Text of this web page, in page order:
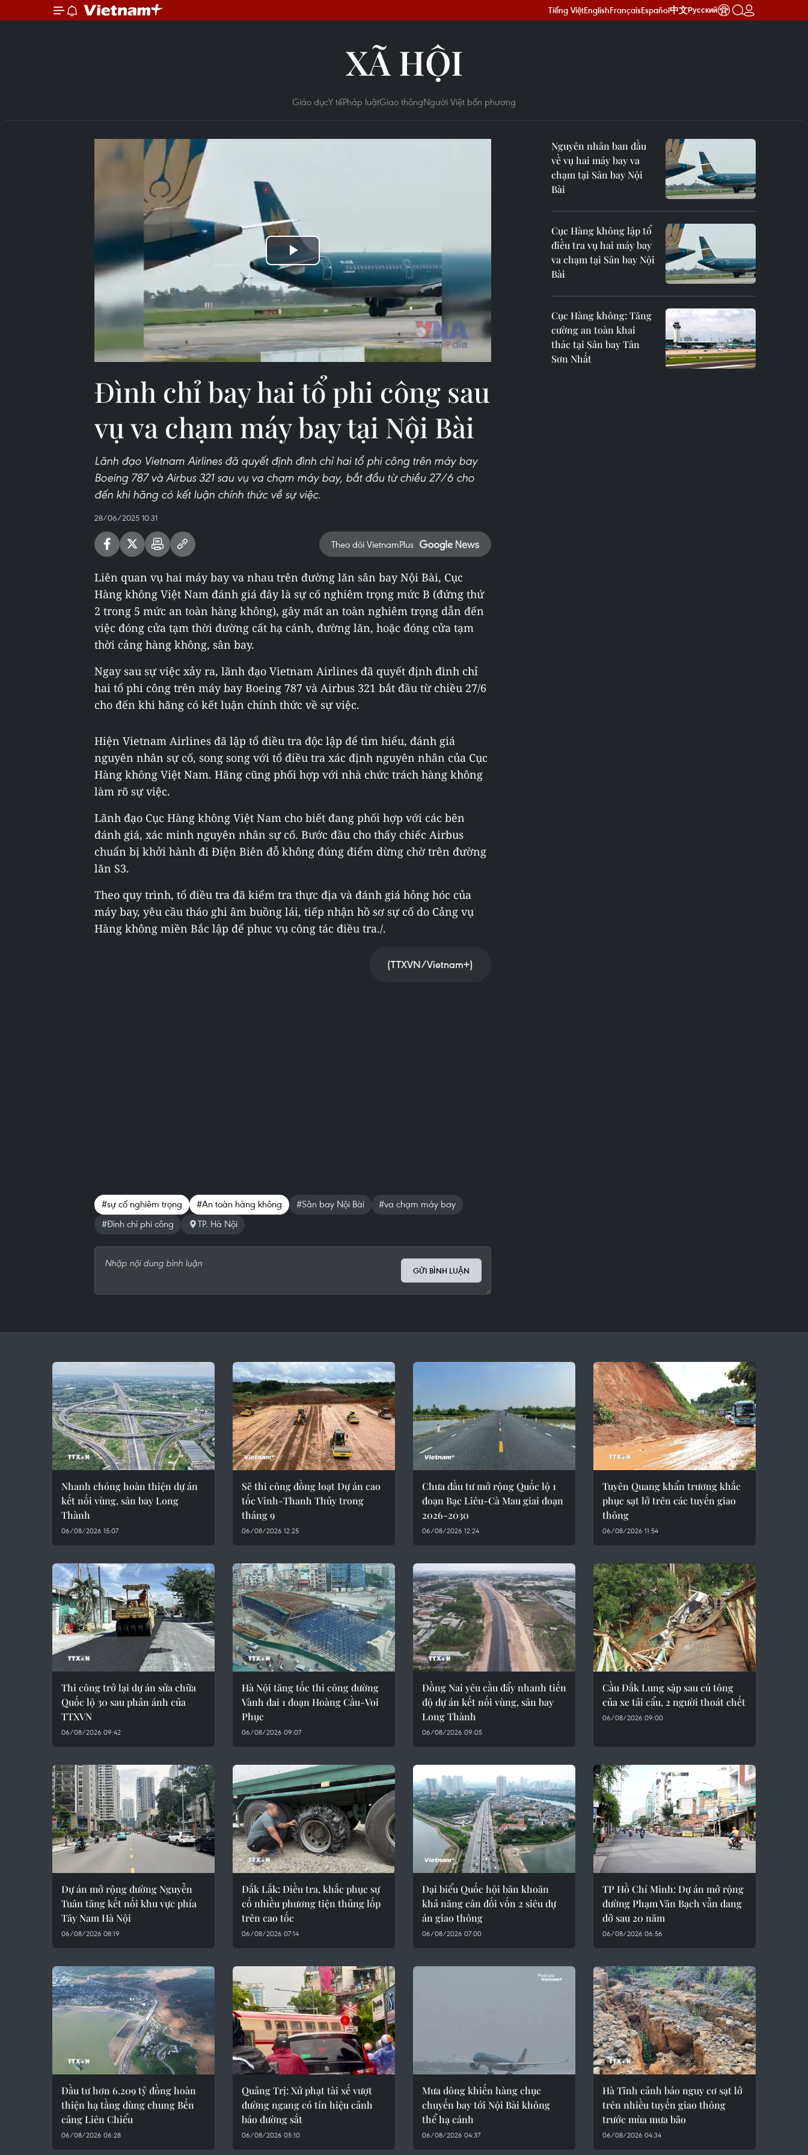
Tiếng ViệtEnglishFrançaisEspañol中文Русский
XÃ HỘI
Giáo dụcY tếPháp luậtGiao thôngNgười Việt bốn phương
Play
Video
Đình chỉ bay hai tổ phi công sau
vụ va chạm máy bay tại Nội Bài
Lãnh đạo Vietnam Airlines đã quyết định đình chỉ hai tổ phi công trên máy bay
Boeing 787 và Airbus 321 sau vụ va chạm máy bay, bắt đầu từ chiều 27/6 cho
đến khi hãng có kết luận chính thức về sự việc.
28/06/2025 10:31
Theo dõi VietnamPlus
Liên quan vụ hai máy bay va nhau trên đường lăn sân bay Nội Bài, Cục
Hàng không Việt Nam đánh giá đây là sự cố nghiêm trọng mức B (đứng thứ
2 trong 5 mức an toàn hàng không), gây mất an toàn nghiêm trọng dẫn đến
việc đóng cửa tạm thời đường cất hạ cánh, đường lăn, hoặc đóng cửa tạm
thời cảng hàng không, sân bay.
Ngay sau sự việc xảy ra, lãnh đạo Vietnam Airlines đã quyết định đình chỉ
hai tổ phi công trên máy bay Boeing 787 và Airbus 321 bắt đầu từ chiều 27/6
cho đến khi hãng có kết luận chính thức về sự việc.
Hiện Vietnam Airlines đã lập tổ điều tra độc lập để tìm hiểu, đánh giá
nguyên nhân sự cố, song song với tổ điều tra xác định nguyên nhân của Cục
Hàng không Việt Nam. Hãng cũng phối hợp với nhà chức trách hàng không
làm rõ sự việc.
Lãnh đạo Cục Hàng không Việt Nam cho biết đang phối hợp với các bên
đánh giá, xác minh nguyên nhân sự cố. Bước đầu cho thấy chiếc Airbus
chuẩn bị khởi hành đi Điện Biên đỗ không đúng điểm dừng chờ trên đường
lăn S3.
Theo quy trình, tổ điều tra đã kiểm tra thực địa và đánh giá hỏng hóc của
máy bay, yêu cầu tháo ghi âm buồng lái, tiếp nhận hồ sơ sự cố do Cảng vụ
Hàng không miền Bắc lập để phục vụ công tác điều tra./.
(TTXVN/Vietnam+)
#sự cố nghiêm trọng #An toàn hàng không #Sân bay Nội Bài
#va chạm máy bay
#Đình chỉ phi công
TP. Hà Nội
GỬI BÌNH LUẬN
Nguyên nhân ban đầu
về vụ hai máy bay va
chạm tại Sân bay Nội
Bài
Cục Hàng không lập tổ
điều tra vụ hai máy bay
va chạm tại Sân bay Nội
Bài
Cục Hàng không: Tăng
cường an toàn khai
thác tại Sân bay Tân
Sơn Nhất
Nhanh chóng hoàn thiện dự án
kết nối vùng, sân bay Long
Thành
06/08/2026 15:07
Sẽ thi công đồng loạt Dự án cao
tốc Vinh-Thanh Thủy trong
tháng 9
06/08/2026 12:25
Chưa đầu tư mở rộng Quốc lộ 1
đoạn Bạc Liêu-Cà Mau giai đoạn
2026-2030
06/08/2026 12:24
Tuyên Quang khẩn trương khắc
phục sạt lở trên các tuyến giao
thông
06/08/2026 11:54
Thi công trở lại dự án sửa chữa
Quốc lộ 30 sau phản ánh của
TTXVN
06/08/2026 09:42
Hà Nội tăng tốc thi công đường
Vành đai 1 đoạn Hoàng Cầu-Voi
Phục
06/08/2026 09:07
Đồng Nai yêu cầu đẩy nhanh tiến
độ dự án kết nối vùng, sân bay
Long Thành
06/08/2026 09:05
Cầu Đắk Lung sập sau cú tông
của xe tải cẩu, 2 người thoát chết
06/08/2026 09:00
Dự án mở rộng đường Nguyễn
Tuân tăng kết nối khu vực phía
Tây Nam Hà Nội
06/08/2026 08:19
Đắk Lắk: Điều tra, khắc phục sự
cố nhiều phương tiện thủng lốp
trên cao tốc
06/08/2026 07:14
Đại biểu Quốc hội băn khoăn
khả năng cân đối vốn 2 siêu dự
án giao thông
06/08/2026 07:00
TP Hồ Chí Minh: Dự án mở rộng
đường Phạm Văn Bạch vẫn dang
dở sau 20 năm
06/08/2026 06:56
Đầu tư hơn 6.209 tỷ đồng hoàn
thiện hạ tầng dùng chung Bến
cảng Liên Chiểu
06/08/2026 06:28
Quảng Trị: Xử phạt tài xế vượt
đường ngang có tín hiệu cảnh
báo đường sắt
06/08/2026 05:10
Mưa dông khiến hàng chục
chuyến bay tới Nội Bài không
thể hạ cánh
06/08/2026 04:37
Hà Tĩnh cảnh báo nguy cơ sạt lở
trên nhiều tuyến giao thông
trước mùa mưa bão
06/08/2026 04:34